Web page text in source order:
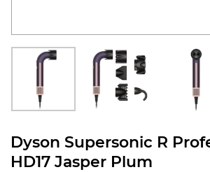
Dyson Supersonic R
HD17 Jasper Plum
+7 812 318-40-14
(c 10:00 до 21:00, без
выходных)